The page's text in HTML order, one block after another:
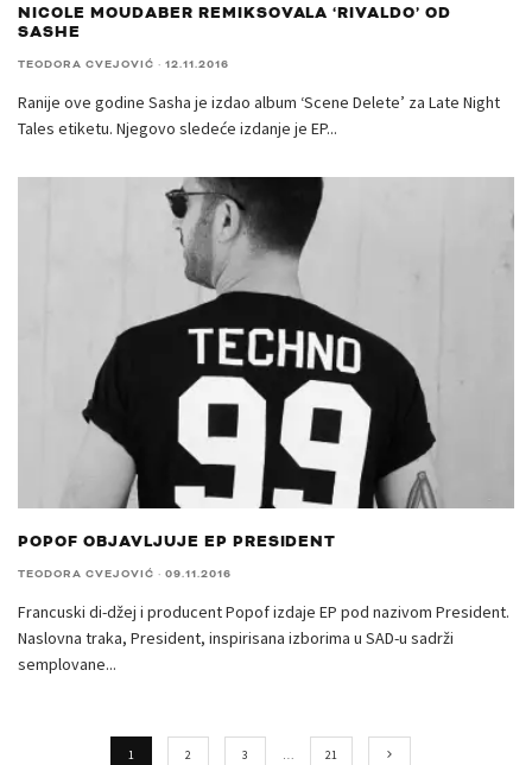
NICOLE MOUDABER REMIKSOVALA ‘RIVALDO’ OD
SASHE
TEODORA CVEJOVIĆ · 12.11.2016
Ranije ove godine Sasha je izdao album ‘Scene Delete’ za Late Night
Tales etiketu. Njegovo sledeće izdanje je EP...
POPOF OBJAVLJUJE EP PRESIDENT
TEODORA CVEJOVIĆ · 09.11.2016
Francuski di-džej i producent Popof izdaje EP pod nazivom President.
Naslovna traka, President, inspirisana izborima u SAD-u sadrži
semplovane...
1 2 3 21